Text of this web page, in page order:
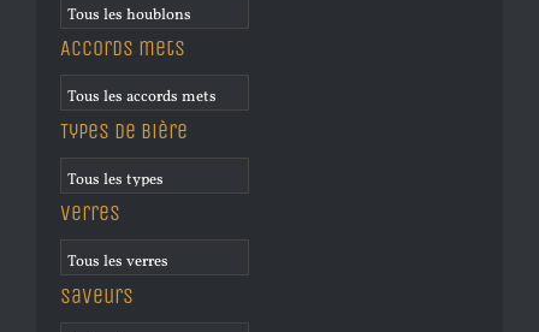
Accords mets
Types de bière
Verres
Saveurs